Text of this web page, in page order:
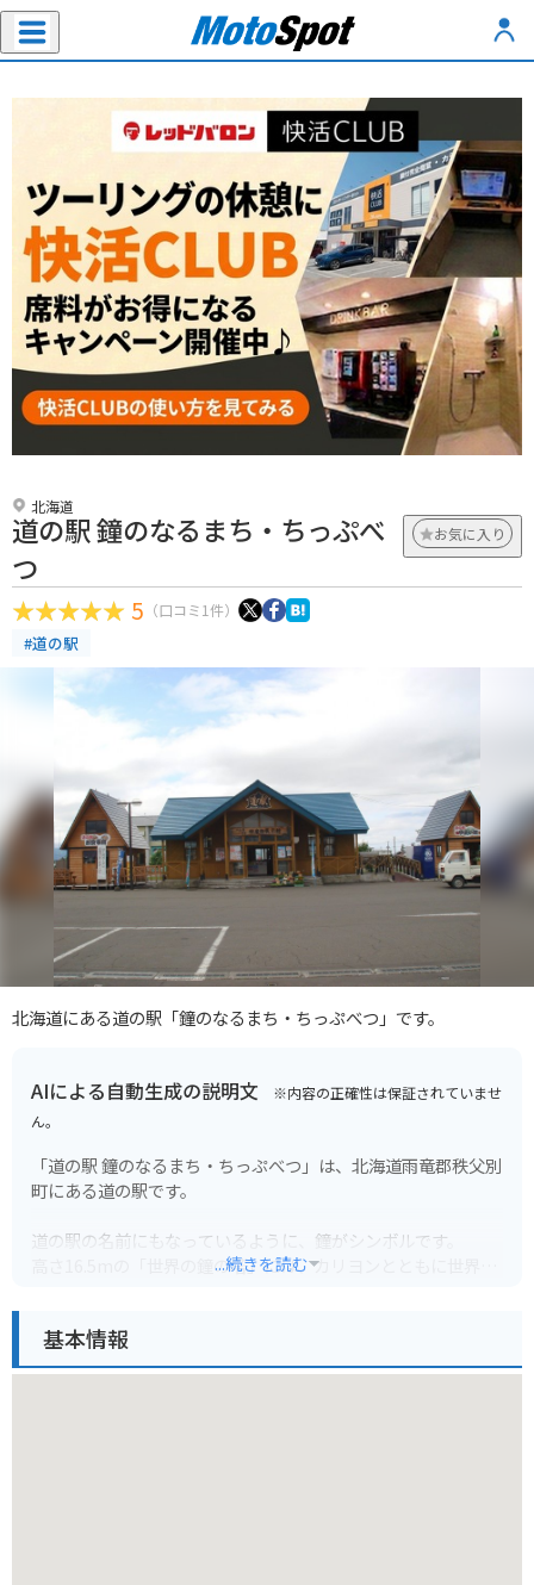
北海道
道の駅 鐘のなるまち・ちっぷべ
つ
お気に入り
5 （口コミ1件）
#道の駅
北海道にある道の駅「鐘のなるまち・ちっぷべつ」です。
AIによる自動生成の説明文 ※内容の正確性は保証されていませ
ん。
「道の駅 鐘のなるまち・ちっぷべつ」は、北海道雨竜郡秩父別
町にある道の駅です。
道の駅の名前にもなっているように、鐘がシンボルです。
高さ16.5mの「世界の鐘の塔」には、カリヨンとともに世界24
施設内には、地元の農産物が並ぶ直売所や、秩父別町の特産品
であるブロイラーを使った料理が楽しめるレストランがありま
...続きを読む
基本情報